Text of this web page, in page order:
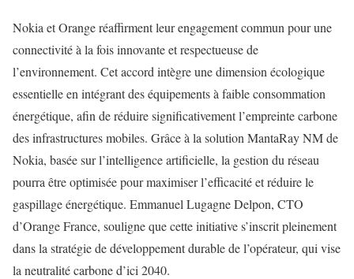
Nokia et Orange réaffirment leur engagement commun pour une
connectivité à la fois innovante et respectueuse de
l’environnement. Cet accord intègre une dimension écologique
essentielle en intégrant des équipements à faible consommation
énergétique, afin de réduire significativement l’empreinte carbone
des infrastructures mobiles. Grâce à la solution MantaRay NM de
Nokia, basée sur l’intelligence artificielle, la gestion du réseau
pourra être optimisée pour maximiser l’efficacité et réduire le
gaspillage énergétique. Emmanuel Lugagne Delpon, CTO
d’Orange France, souligne que cette initiative s’inscrit pleinement
dans la stratégie de développement durable de l’opérateur, qui vise
la neutralité carbone d’ici 2040.